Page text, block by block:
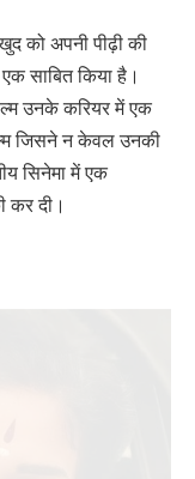
को अपनी पीढ़ी की
साबित किया है।
उनके करियर में एक
जिसने न केवल उनकी
सिनेमा में एक
कर दी।